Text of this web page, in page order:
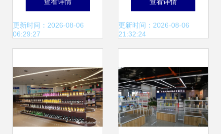
动行业转型的新起
更新时间：2026-08-06
06:29:27
体验空间的中国本
更新时间：2026-08-06
21:32:24